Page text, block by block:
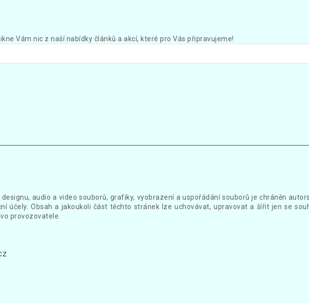
Vám nic z naší nabídky článků a akcí, které pro Vás připravujeme!
audio a video souborů, grafiky, vyobrazení a uspořádání souborů je chráněn
účely. Obsah a jakoukoli část těchto stránek lze uchovávat, upravovat a šířit jen se
provozovatele.